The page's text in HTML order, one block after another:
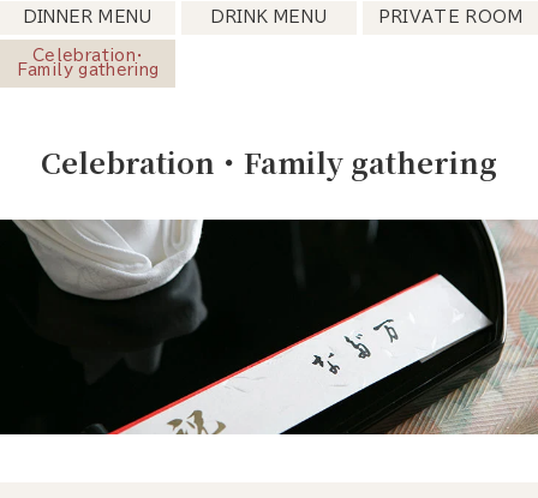
DINNER MENU DRINK MENU PRIVATE ROOM
Celebration・
Family gathering
Celebration・Family gathering